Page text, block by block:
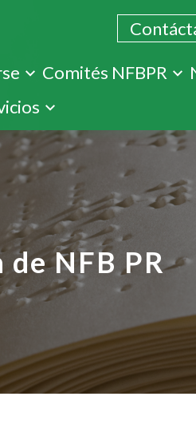
principal
Comités NFBPR
NFB PR